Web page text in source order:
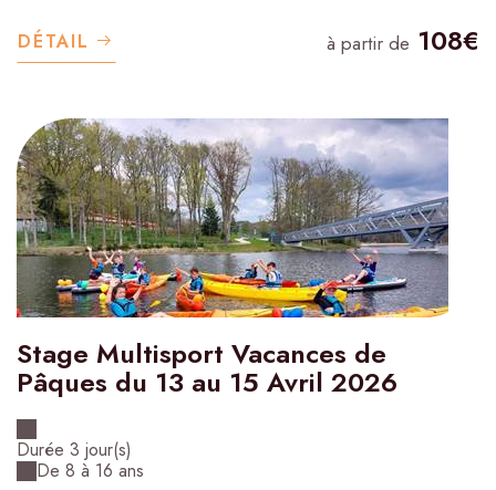
DÉTAIL à partir de 108€
Stage Multisport Vacances de
Pâques du 13 au 15 Avril 2026
Durée 3 jour(s)
De 8 à 16 ans